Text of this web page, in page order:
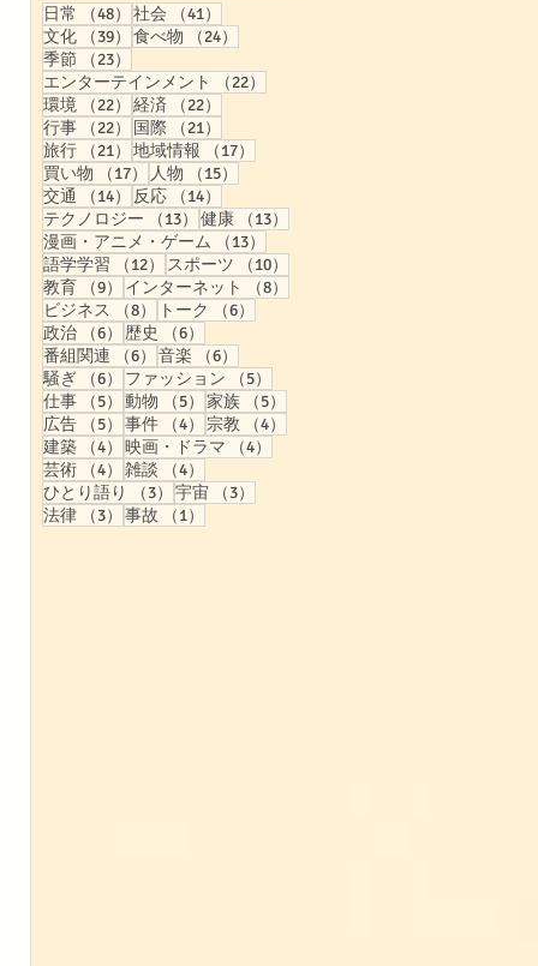
日常 （48） 48件の記事
社会 （41）
文化
（39） 39件の記事
食べ物 （24）
季節
（23）
エンターテインメント
（22）
環境
（22） 22件の記事
経済 （22）
行事
（22） 22件の記事
国際 （21）
旅行
（21） 21件の記事
地域情報 （17）
買い物
（17） 17件の記事
人物 （15）
交通
（14） 14件の記事
反応 （14）
テクノロジー
（13） 13件の記事
健康 （13）
漫画・アニメ・ゲーム
（13）
語学学習
（12） 12件の記事
スポーツ （10）
教育
（9） 9件の記事
インターネット （8）
ビジネス
（8） 8件の記事
トーク （6）
政治
（6） 6件の記事
歴史 （6）
番組関連
（6） 6件の記事
音楽 （6）
騒ぎ
（6） 6件の記事
ファッション （5）
仕事
（5） 5件の記事
動物 （5） 5件の記事
家族 （5）
広告
（5） 5件の記事
事件 （4） 4件の記事
宗教 （4）
建築
（4） 4件の記事
映画・ドラマ （4）
芸術
（4） 4件の記事
雑談 （4）
ひとり語り
（3） 3件の記事
宇宙 （3）
法律
（3） 3件の記事
事故 （1）